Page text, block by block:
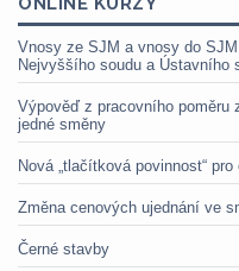
Vnosy ze SJM a vnosy do
Nejvyššího soudu a Ústavního
Výpověď z pracovního poměru
jedné směny
Nová „tlačítková povinnost“ pro
Změna cenových ujednání ve
Černé stavby